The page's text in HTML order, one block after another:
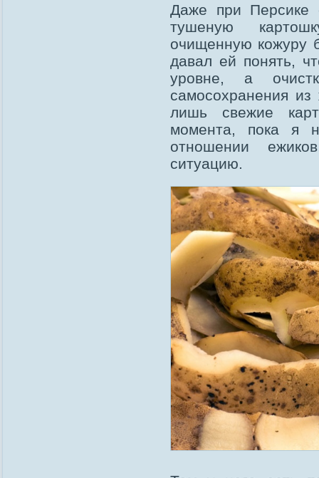
Даже при Персике
тушеную
очищенную кожуру
давал ей понять,
уровне, а
самосохранения
лишь свежие
момента, пока я
отношении
ситуацию.